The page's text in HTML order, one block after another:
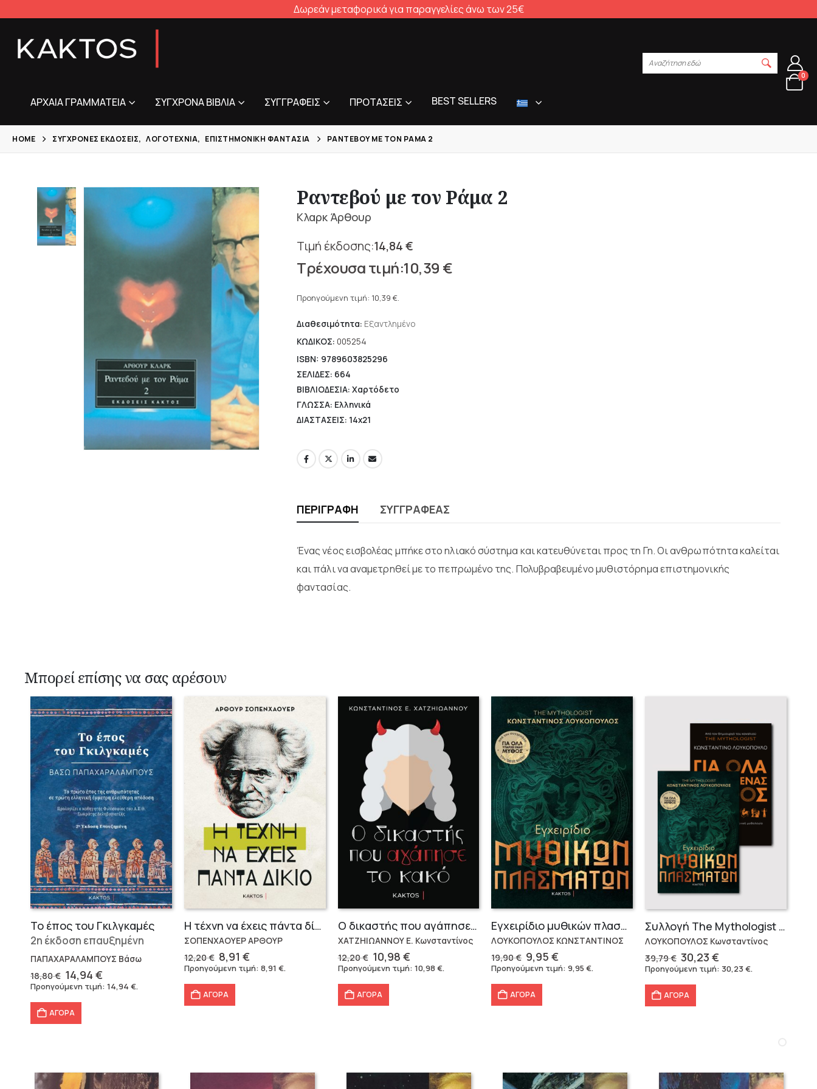
Δωρεάν μεταφορικά για παραγγελίες άνω των 25€
ΑΡΧΑΊΑ ΓΡΑΜΜΑΤΕΊΑ ΣΎΓΧΡΟΝΑ ΒΙΒΛΊΑ ΣΥΓΓΡΑΦΕΊΣ ΠΡΟΤΆΣΕΙΣ BEST SELLERS
Αναζήτηση εδώ
0
HOME ΣΎΓΧΡΟΝΕΣ ΕΚΔΌΣΕΙΣ, ΛΟΓΟΤΕΧΝΊΑ, ΕΠΙΣΤΗΜΟΝΙΚΉ ΦΑΝΤΑΣΙΑ ΡΑΝΤΕΒΟΎ ΜΕ ΤΟΝ ΡΆΜΑ 2
Ραντεβού με τον Ράμα 2
Κλαρκ Άρθουρ
14,84€
Original
price
was:
14,84 €.
10,39 €
τρέχουσα
είναι:
10,39 €.
Προηγούμενη τιμή: 10,39 €.
Διαθεσιμότητα: Εξαντλημένο
ΚΩΔΙΚΟΣ: 005254
ISBN: 9789603825296
ΣΕΛΙΔΕΣ: 664
ΒΙΒΛΙΟΔΕΣΙΑ: Χαρτόδετο
ΓΛΩΣΣΑ: Ελληνικά
ΔΙΑΣΤΑΣΕΙΣ: 14x21
ΠΕΡΙΓΡΑΦΉ ΣΥΓΓΡΑΦΈΑΣ
Ένας νέος εισβολέας μπήκε στο ηλιακό σύστημα και κατευθύνεται προς τη Γη. Οι ανθρωπότητα καλείται
και πάλι να αναμετρηθεί με το πεπρωμένο της. Πολυβραβευμένο μυθιστόρημα επιστημονικής
φαντασίας.
Μπορεί επίσης να σας αρέσουν
Το έπος του Γκιλγκαμές
2η έκδοση επαυξημένη
ΠΑΠΑΧΑΡΑΛΑΜΠΟΥΣ Βάσω
18,80€ Original
price
18,80 €.
14,94€
τρέχουσα
Προηγούμενη τιμή: 14,94 €.
ΑΓΟΡΑ
Η τέχνη να έχεις πάντα δίκιο – Άρθουρ Σοπενχάουερ
ΣΟΠΕΝΧΑΟΥΕΡ ΑΡΘΟΥΡ
12,20€ Original
price
12,20 €.
8,91 €Η
τρέχουσα
Προηγούμενη τιμή: 8,91 €.
ΑΓΟΡΑ
Ο δικαστής που αγάπησε το κακό
ΧΑΤΖΗΙΩΑΝΝΟΥ Ε. Κωνσταντίνος
12,20€ Original
price
12,20 €.
10,98 €Η
τρέχουσα
Προηγούμενη τιμή: 10,98 €.
ΑΓΟΡΑ
Εγχειρίδιο μυθικών πλασμάτων
ΛΟΥΚΟΠΟΥΛΟΣ ΚΩΝΣΤΑΝΤΙΝΟΣ
19,90€ Original
price
19,90 €.
9,95€
τρέχουσα
Προηγούμενη τιμή:9,95€.
ΑΓΟΡΑ
Συλλογή The Mythologist (2 βιβλία)
ΛΟΥΚΟΠΟΥΛΟΣ Κωνσταντίνος
39,79€ Original
price
was:
39,79 €.
30,23€
τρέχουσα
Προηγούμενη τιμή: 30,23€.
ΑΓΟΡΑ